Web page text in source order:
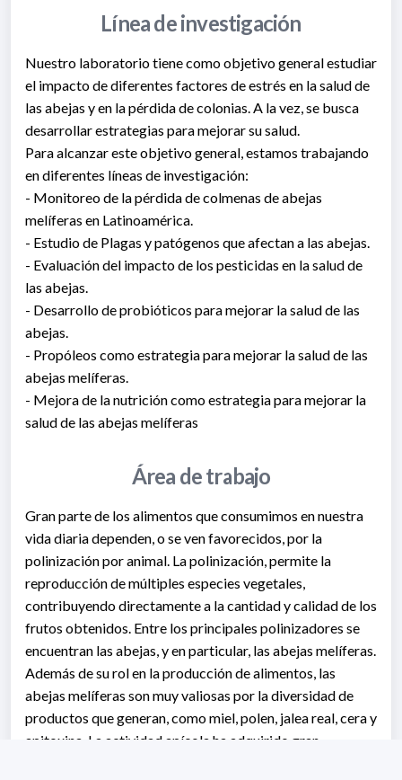
Línea de investigación
Nuestro laboratorio tiene como objetivo general estudiar
el impacto de diferentes factores de estrés en la salud de
las abejas y en la pérdida de colonias. A la vez, se busca
desarrollar estrategias para mejorar su salud.
Para alcanzar este objetivo general, estamos trabajando
en diferentes líneas de investigación:
- Monitoreo de la pérdida de colmenas de abejas
melíferas en Latinoamérica.
- Estudio de Plagas y patógenos que afectan a las abejas.
- Evaluación del impacto de los pesticidas en la salud de
las abejas.
- Desarrollo de probióticos para mejorar la salud de las
abejas.
- Propóleos como estrategia para mejorar la salud de las
abejas melíferas.
- Mejora de la nutrición como estrategia para mejorar la
salud de las abejas melíferas
Área de trabajo
Gran parte de los alimentos que consumimos en nuestra
vida diaria dependen, o se ven favorecidos, por la
polinización por animal. La polinización, permite la
reproducción de múltiples especies vegetales,
contribuyendo directamente a la cantidad y calidad de los
frutos obtenidos. Entre los principales polinizadores se
encuentran las abejas, y en particular, las abejas melíferas.
Además de su rol en la producción de alimentos, las
abejas melíferas son muy valiosas por la diversidad de
productos que generan, como miel, polen, jalea real, cera y
apitoxina. La actividad apícola ha adquirido gran